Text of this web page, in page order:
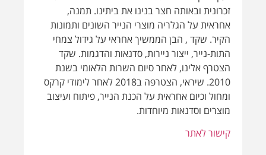
קישור לאתר
שאלות ותשובות
נפוצות
איפה נמצא מלון בוטיק 49 בזכרון יעקב?